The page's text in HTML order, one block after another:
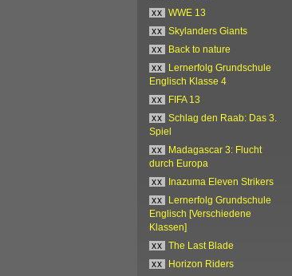
xx
WWE 13
xx
Skylanders Giants
xx
Back to nature
xx
Lernerfolg Grundschule
Englisch Klasse 4
xx
FIFA 13
xx
Schlag den Raab: Das 3.
Spiel
xx
Madagascar 3: Flucht
durch Europa
xx
Inazuma Eleven Strikers
xx
Lernerfolg Grundschule
Englisch [Verschiedene
Klassen]
xx
The Last Blade
xx
Horizon Riders